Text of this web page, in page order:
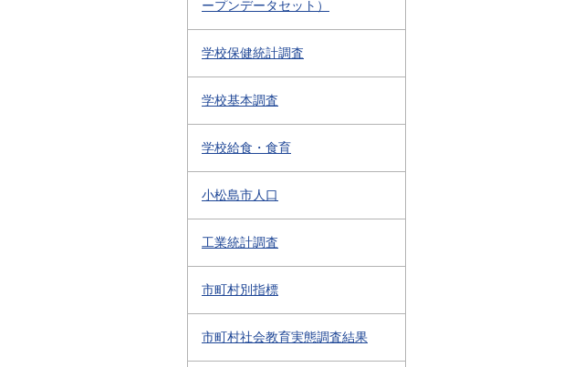
ープンデータセット）
学校保健統計調査
学校基本調査
学校給食・食育
小松島市人口
工業統計調査
市町村別指標
市町村社会教育実態調査結果